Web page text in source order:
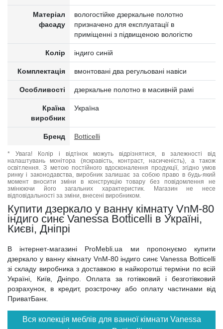
Матеріал
фасаду
вологостійке дзеркальне полотно
призначено для експлуатації в
приміщенні з підвищеною вологістю
Колір індиго синій
Комплектація вмонтовані два регульовані навіси
Особливості дзеркальне полотно в масивній рамі
Країна
виробник
Україна
Бренд Botticelli
* Увага! Колір і відтінок можуть відрізнятися, в залежності від
налаштувань монітора (яскравість, контраст, насиченість), а також
освітлення. З метою постійного вдосконалення продукції, згідно умов
ринку і законодавства, виробник залишає за собою право в будь-який
момент вносити зміни в конструкцію товару без повідомлення не
змінюючи його загальних характеристик. Магазин не несе
відповідальності за зміни, внесені виробником.
Купити дзеркало у ванну кімнату VnM-80
індиго синє Vanessa Botticelli в Україні,
Києві, Дніпрі
В інтернет-магазині ProMebli.ua ми пропонуємо купити
дзеркало у ванну кімнату VnM-80 індиго синє Vanessa Botticelli
зі складу виробника з доставкою в найкоротші терміни по всій
Україні, Київ, Дніпро. Оплата за готівковий і безготівковий
розрахунок, в кредит, розстрочку або оплату частинами від
ПриватБанк.
Вся колекція меблів для ванної кімнати Vanessa